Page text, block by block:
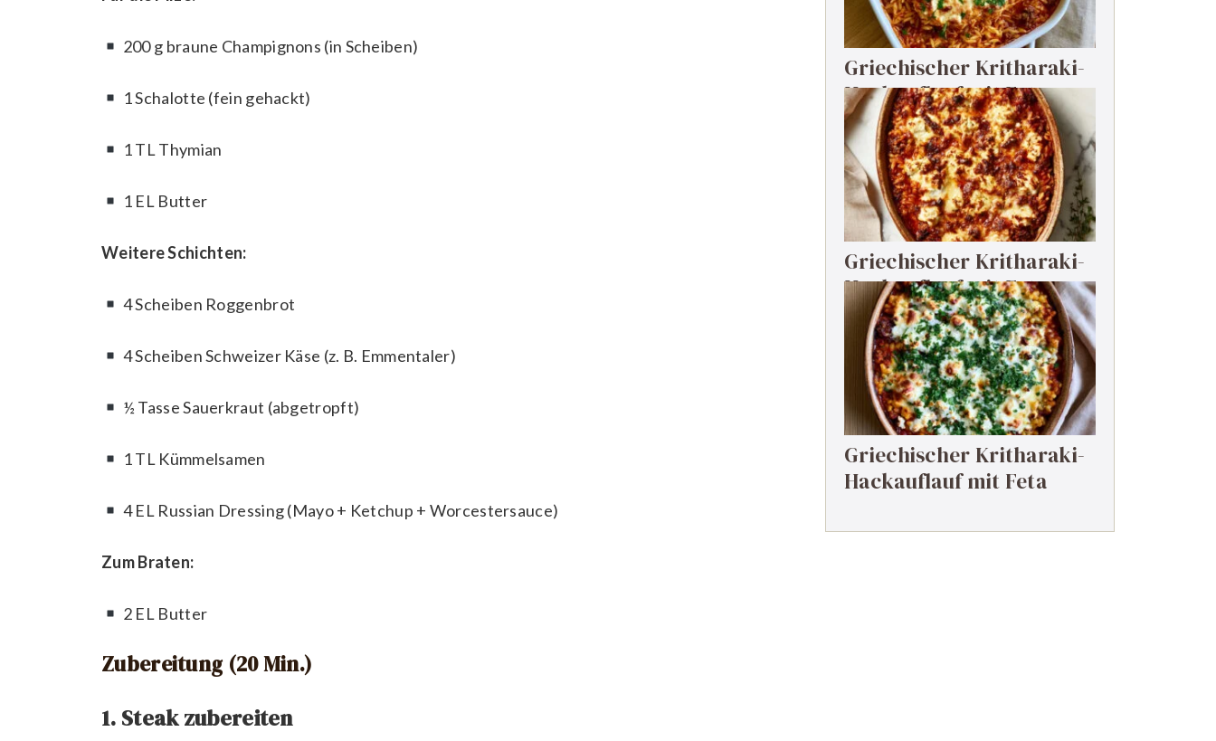
200 g braune Champignons (in Scheiben)
1 Schalotte (fein gehackt)
1 TL Thymian
1 EL Butter
Weitere Schichten:
4 Scheiben Roggenbrot
4 Scheiben Schweizer Käse (z. B. Emmentaler)
½ Tasse Sauerkraut (abgetropft)
1 TL Kümmelsamen
4 EL Russian Dressing (Mayo + Ketchup + Worcestersauce)
Zum Braten:
2 EL Butter
Zubereitung (20 Min.)
1. Steak zubereiten
Griechischer Kritharaki-
Hackauflauf mit Feta
Griechischer Kritharaki-
Hackauflauf mit Feta
Griechischer Kritharaki-
Hackauflauf mit Feta